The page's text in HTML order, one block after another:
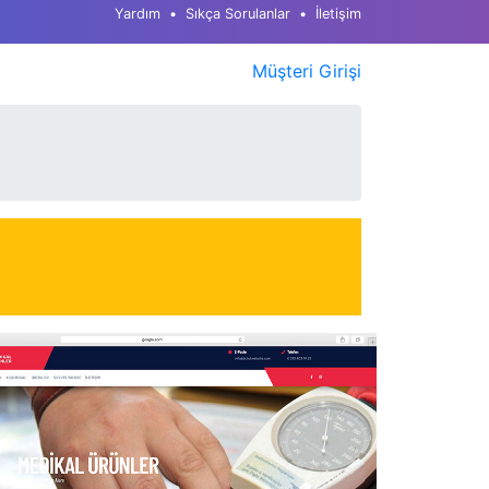
Yardım Sıkça Sorulanlar İletişim
Müşteri Girişi